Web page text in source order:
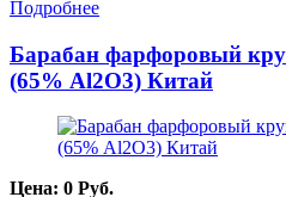
Подробнее
Барабан фарфоровый
(65% Al2O3) Китай
Цена: 0 Руб.